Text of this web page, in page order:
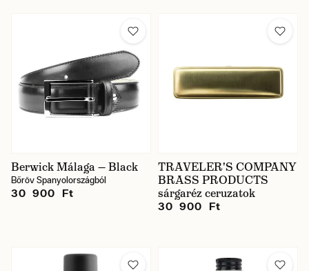
Berwick Málaga — Black
Bőröv Spanyolországból
30 900 Ft
TRAVELER'S COMPANY
BRASS PRODUCTS
sárgaréz ceruzatok
30 900 Ft